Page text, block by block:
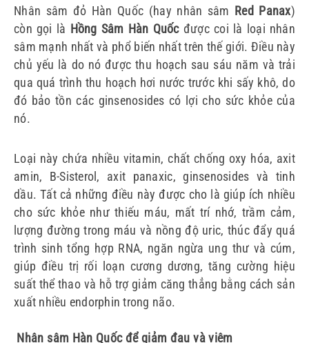
Nhân sâm đỏ Hàn Quốc (hay nhân sâm Red Panax)
còn gọi là Hồng Sâm Hàn Quốcđược coi là loại nhân
sâm mạnh nhất và phổ biến nhất trên thế giới. Điều này
chủ yếu là do nó được thu hoạch sau sáu năm và trải
qua quá trình thu hoạch hơi nước trước khi sấy khô, do
đó bảo tồn các ginsenosides có lợi cho sức khỏe của
nó.
Loại này chứa nhiều vitamin, chất chống oxy hóa, axit
amin, B-Sisterol, axit panaxic, ginsenosides và tinh
dầu.Tất cả những điều này được cho là giúp ích nhiều
cho sức khỏe như thiếu máu, mất trí nhớ, trầm cảm,
lượng đường trong máu và nồng độ uric, thúc đẩy quá
trình sinh tổng hợp RNA, ngăn ngừa ung thư và cúm,
giúp điều trị rối loạn cương dương, tăng cường hiệu
suất thể thao và hỗ trợ giảm căng thẳng bằng cách sản
xuất nhiều endorphin trong não.
Nhân sâm Hàn Quốc để giảm đau và viêm